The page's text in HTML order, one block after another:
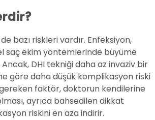
bazı riskleri vardır. Enfeksiyon,
saç ekim yöntemlerinde büyüme
DHI tekniği daha az invaziv bir
göre daha düşük komplikasyon riski
faktör, doktorun kendilerine
ayrıca bahsedilen dikkat
riskini en aza indirir.